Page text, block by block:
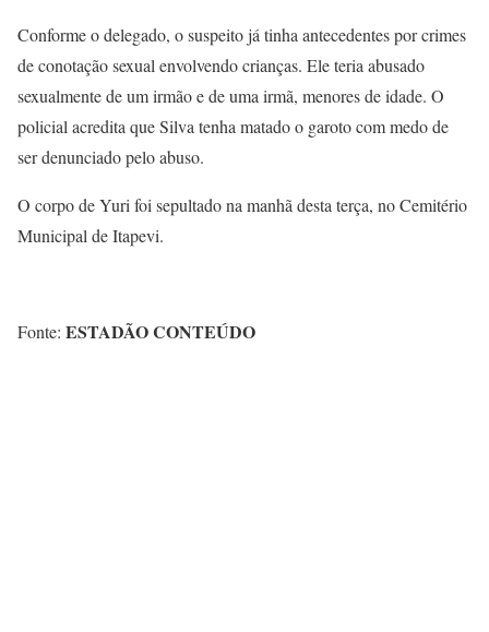
Conforme o delegado, o suspeito já tinha antecedentes por crimes
de conotação sexual envolvendo crianças. Ele teria abusado
sexualmente de um irmão e de uma irmã, menores de idade. O
policial acredita que Silva tenha matado o garoto com medo de
ser denunciado pelo abuso.
O corpo de Yuri foi sepultado na manhã desta terça, no Cemitério
Municipal de Itapevi.
Fonte: ESTADÃO CONTEÚDO